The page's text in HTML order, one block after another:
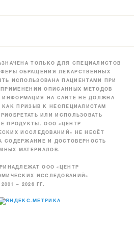
ТОЛЬКО ДЛЯ СПЕЦИАЛИСТОВ
ОБРАЩЕНИЯ ЛЕКАРСТВЕННЫХ
ИСПОЛЬЗОВАНА ПАЦИЕНТАМИ ПРИ
ОПИСАННЫХ МЕТОДОВ
ИНФОРМАЦИЯ НА САЙТЕ НЕ ДОЛЖНА
КАК ПРИЗЫВ К НЕСПЕЦИАЛИСТАМ
ИЛИ ИСПОЛЬЗОВАТЬ
ПРОДУКТЫ. ООО «ЦЕНТР
ИССЛЕДОВАНИЙ» НЕ НЕСЁТ
СОДЕРЖАНИЕ И ДОСТОВЕРНОСТЬ
МАТЕРИАЛОВ.
ООО «ЦЕНТР
ИССЛЕДОВАНИЙ»
– 2026 ГГ.